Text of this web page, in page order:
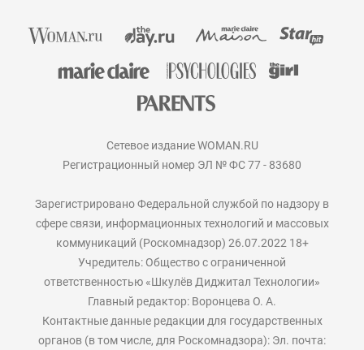
Сетевое издание WOMAN.RU
Регистрационный номер ЭЛ № ФС 77 - 83680
Зарегистрировано Федеральной службой по надзору в
сфере связи, информационных технологий и массовых
коммуникаций (Роскомнадзор) 26.07.2022 18+
Учредитель: Общество с ограниченной
ответственностью «Шкулёв Диджитал Технологии»
Главный редактор: Воронцева О. А.
Контактные данные редакции для государственных
органов (в том числе, для Роскомнадзора): Эл. почта: